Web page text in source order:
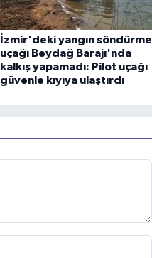
İzmir'deki yangın söndürme
uçağı Beydağ Barajı'nda
kalkış yapamadı: Pilot uçağı
güvenle kıyıya ulaştırdı